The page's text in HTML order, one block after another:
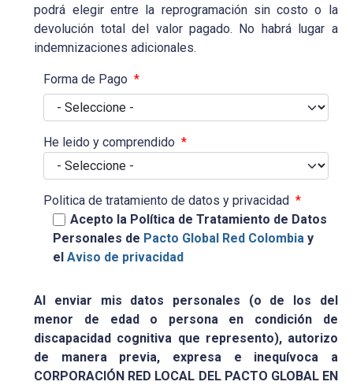
podrá elegir entre la reprogramación sin costo o la
devolución total del valor pagado. No habrá lugar a
indemnizaciones adicionales.
Forma de Pago *
He leido y comprendido *
Politica de tratamiento de datos y privacidad *
Acepto la Política de Tratamiento de Datos
Personales de Pacto Global Red Colombia y
elAviso de privacidad
Al enviar mis datos personales (o de los del
menor de edad o persona en condición de
discapacidad cognitiva que represento), autorizo
de manera previa, expresa e inequívoca a
CORPORACIÓN RED LOCAL DEL PACTO GLOBAL EN